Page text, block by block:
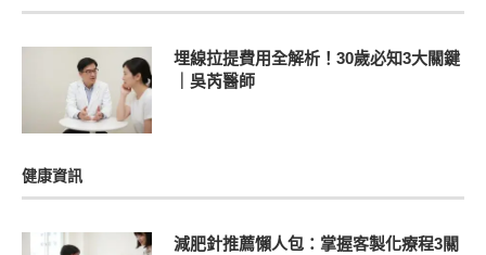
埋線拉提費用全解析！30歲必知3大關鍵
｜吳芮醫師
健康資訊
減肥針推薦懶人包：掌握客製化療程3關